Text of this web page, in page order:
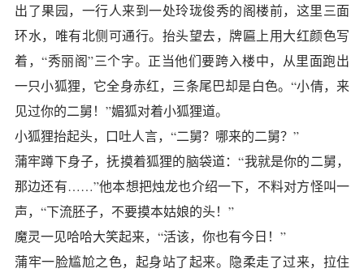
出了果园，一行人来到一处玲珑俊秀的阁楼前，这里三面
环水，唯有北侧可通行。抬头望去，牌匾上用大红颜色写
着，“秀丽阁”三个字。正当他们要跨入楼中，从里面跑出
一只小狐狸，它全身赤红，三条尾巴却是白色。“小倩，来
见过你的二舅！”媚狐对着小狐狸道。
小狐狸抬起头，口吐人言，“二舅？哪来的二舅？”
蒲牢蹲下身子，抚摸着狐狸的脑袋道：“我就是你的二舅，
那边还有……”他本想把烛龙也介绍一下，不料对方怪叫一
声，“下流胚子，不要摸本姑娘的头！”
魔灵一见哈哈大笑起来，“活该，你也有今日！”
蒲牢一脸尴尬之色，起身站了起来。隐柔走了过来，拉住